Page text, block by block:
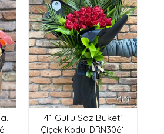
Deluxe Aranjman Tasarım
41 Güllü Söz Buketi
Çiçek Kodu: DRN3061